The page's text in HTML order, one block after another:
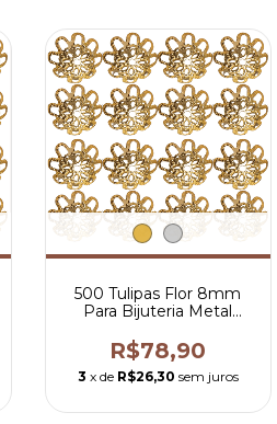
500 Tulipas Flor 8mm
Para Bijuteria Metal
R$78,90
3 x de R$26,30 sem juros